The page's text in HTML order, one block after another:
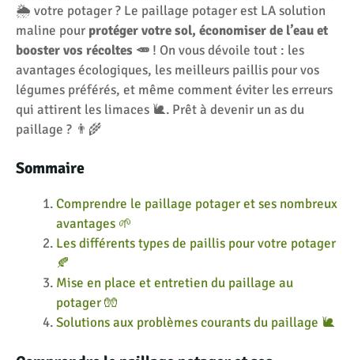
🌦️ votre potager ? Le paillage potager est LA solution
maline pour protéger votre sol, économiser de l’eauet
booster vos récoltes 🥕 ! On vous dévoile tout : les
avantages écologiques, les meilleurs paillis pour vos
légumes préférés, et même commentéviter les erreurs
qui attirent les limaces 🐌. Prêt à devenir un as du
paillage ? 👨🌾
Sommaire
Comprendre le paillage potager et ses nombreux
avantages 🌱
Les différents types de paillis pour votre potager
🍂
Mise en place et entretien du paillage au
potager 🧤
Solutions aux problèmes courants du paillage 🐌